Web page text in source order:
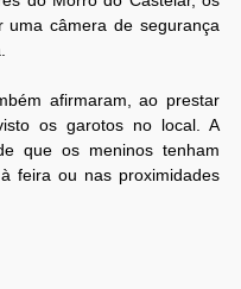
uma câmera de segurança
afirmaram, ao prestar
os garotos no local. A
que os meninos tenham
feira ou nas proximidades